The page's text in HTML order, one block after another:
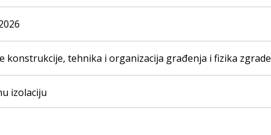
konstrukcije, tehnika i organizacija građenja i fizika zgrade
izolaciju